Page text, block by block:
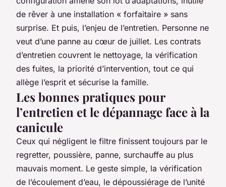
de rêver à une installation « forfaitaire » sans
surprise. Et puis, l’enjeu de l’entretien. Personne ne
veut d’une panne au cœur de juillet. Les contrats
d’entretien couvrent le nettoyage, la vérification
des fuites, la priorité d’intervention, tout ce qui
allège l’esprit et sécurise la famille.
Les bonnes pratiques pour
l’entretien et le dépannage face à la
canicule
Ceux qui négligent le filtre finissent toujours par le
regretter, poussière, panne, surchauffe au plus
mauvais moment. Le geste simple, la vérification
de l’écoulement d’eau, le dépoussiérage de l’unité